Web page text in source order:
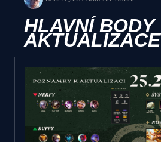
HLAVNÍ BODY
AKTUALIZACE